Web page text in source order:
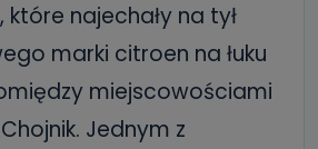
najechały na tył
marki citroen na łuku
miejscowościami
Jednym z